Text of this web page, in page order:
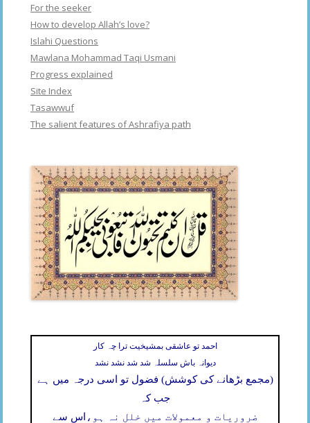
For the seeker
How to develop Allah’s love?
Islahi Questions
Mawlana Mohammad Taqi Usmani
Progress explained
Site Index
Tasawwuf
The salient features of Ashrafiya path
احمد تو عاشقی بمشیخیت ترا چہ کار
دیوانہ باش سلسلہ شد شد نشد نشد
(مجمع بڑھانے کی کوشش) فضول تو اسی درجہ میں ہے
جب کہ
اس سے ضروریات و معمولات میں خلل نہ ہو،